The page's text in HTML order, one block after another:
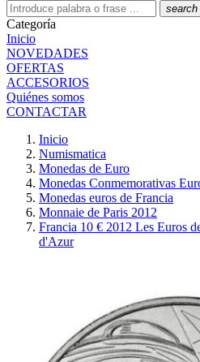
search
Categoría
Inicio
NOVEDADES
OFERTAS
ACCESORIOS
Quiénes somos
CONTACTAR
Inicio
Numismatica
Monedas de Euro
Monedas Conmemorativas
Monedas euros de Francia
Monnaie de Paris 2012
Francia 10 € 2012 Les Euros
d'Azur